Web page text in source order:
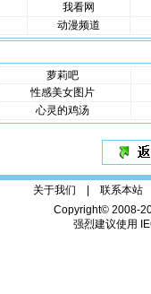
我看网
动漫频道
萝莉吧
性感美女图片
心灵的鸡汤
关于我们 | 联系本站
Copyright© 2008-
强烈建议使用